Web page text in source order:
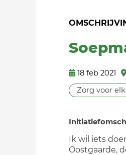
18 feb 2021
Zorg voor
Ik wil iets
Oostgaarde,